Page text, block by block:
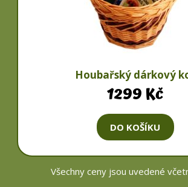
Houbařský dárkový
1299Kč
DO KOŠÍKU
Všechny ceny jsou uvedené